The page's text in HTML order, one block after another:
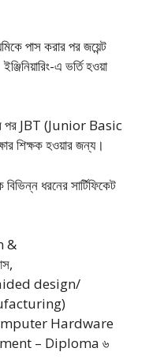
পাস করার পর জয়েন্ট
এ ভর্তি হওয়া
পর JBT (Junior Basic
শিক্ষক হওয়ার জন্য।
ধরনের সার্টিফিকেট
&
design/
Hardware
– Diploma ৬